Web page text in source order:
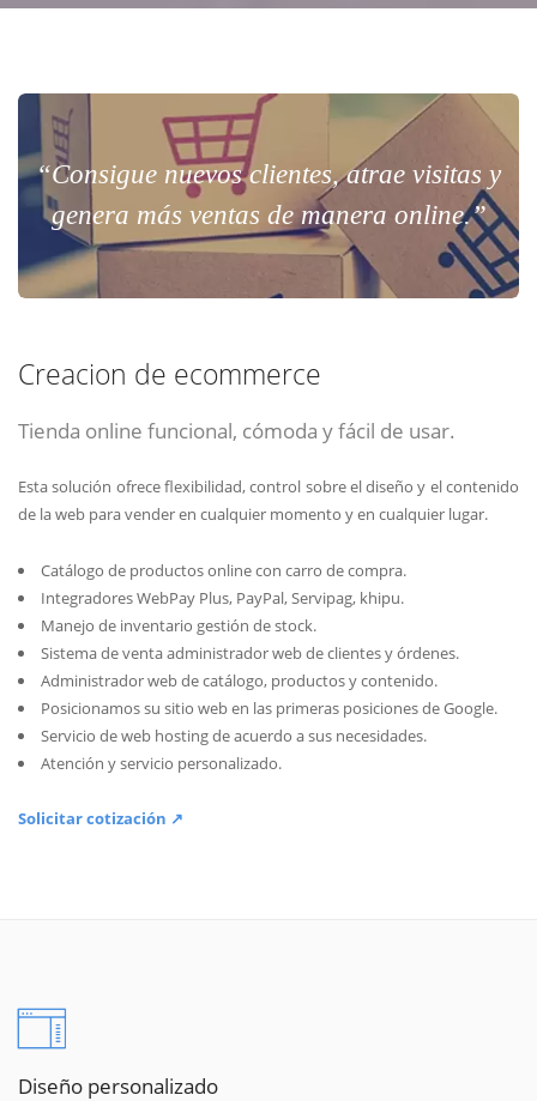
“Consigue nuevos clientes, atrae visitas y
genera más ventas de manera online.”
Creacion de ecommerce
Tienda online funcional, cómoda y fácil de usar.
Esta solución ofrece flexibilidad, control sobre el diseño y el contenido
de la web para vender en cualquier momento y en cualquier lugar.
Catálogo de productos online con carro de compra.
Integradores WebPay Plus, PayPal, Servipag, khipu.
Manejo de inventario gestión de stock.
Sistema de venta administrador web de clientes y órdenes.
Administrador web de catálogo, productos y contenido.
Posicionamos su sitio web en las primeras posiciones de Google.
Servicio de web hosting de acuerdo a sus necesidades.
Atención y servicio personalizado.
Solicitar cotización ↗
Diseño personalizado